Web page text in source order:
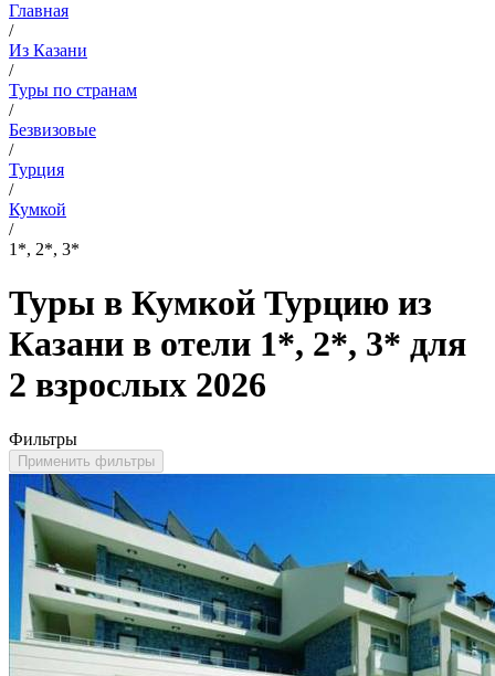
Главная
/
Из Казани
/
Туры по странам
/
Безвизовые
/
Турция
/
Кумкой
/
1*, 2*, 3*
Туры в Кумкой Турцию из
Казани в отели 1*, 2*, 3* для
2 взрослых 2026
Фильтры
Применить фильтры